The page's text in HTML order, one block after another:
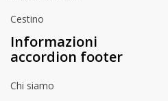
Cestino
Informazioni
accordion footer
Chi siamo